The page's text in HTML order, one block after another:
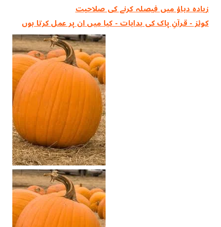
زیادہ دباؤ میں فیصلہ کرنے کی صلاحیت
کوئز - قرآنِ پاک کی ہدایات - کیا میں ان پر عمل کرتا ہوں